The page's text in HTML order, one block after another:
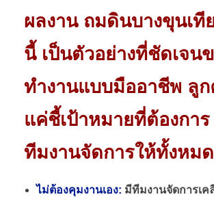
ผลงาน ถมดินบางขุนเที
นี้ เป็นตัวอย่างที่ชัดเจน
ทำงานแบบมืออาชีพ ลูก
แค่ชี้เป้าหมายที่ต้องการ
ทีมงานจัดการให้ทั้งหม
ไม่ต้องคุมงานเอง: มีทีมงานจัดการเค